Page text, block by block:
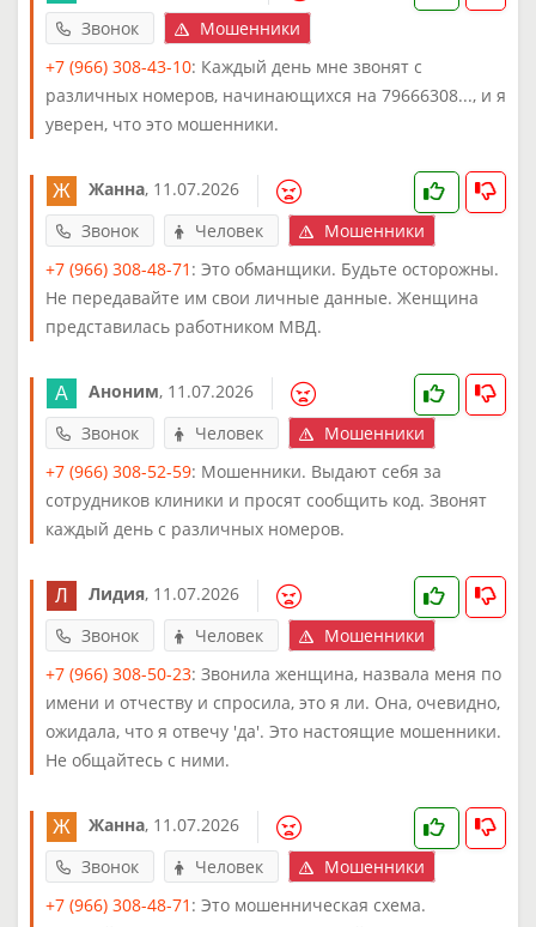
Звонок
Мошенники
+7 (966) 308-43-10: Каждый день мне звонят с
различных номеров, начинающихся на 79666308..., и я
уверен, что это мошенники.
Жанна, 11.07.2026
Звонок
Человек
Мошенники
+7 (966) 308-48-71 : Это обманщики. Будьте осторожны.
Не передавайте им свои личные данные. Женщина
представилась работником МВД.
Аноним, 11.07.2026
Звонок
Человек
Мошенники
+7 (966) 308-52-59: Мошенники. Выдают себя за
сотрудников клиники и просят сообщить код. Звонят
каждый день с различных номеров.
Лидия, 11.07.2026
Звонок
Человек
Мошенники
+7 (966) 308-50-23: Звонила женщина, назвала меня по
имени и отчеству и спросила, это я ли. Она, очевидно,
ожидала, что я отвечу 'да'. Это настоящие мошенники.
Не общайтесь с ними.
Жанна, 11.07.2026
Звонок
Человек
Мошенники
+7 (966) 308-48-71 : Это мошенническая схема.